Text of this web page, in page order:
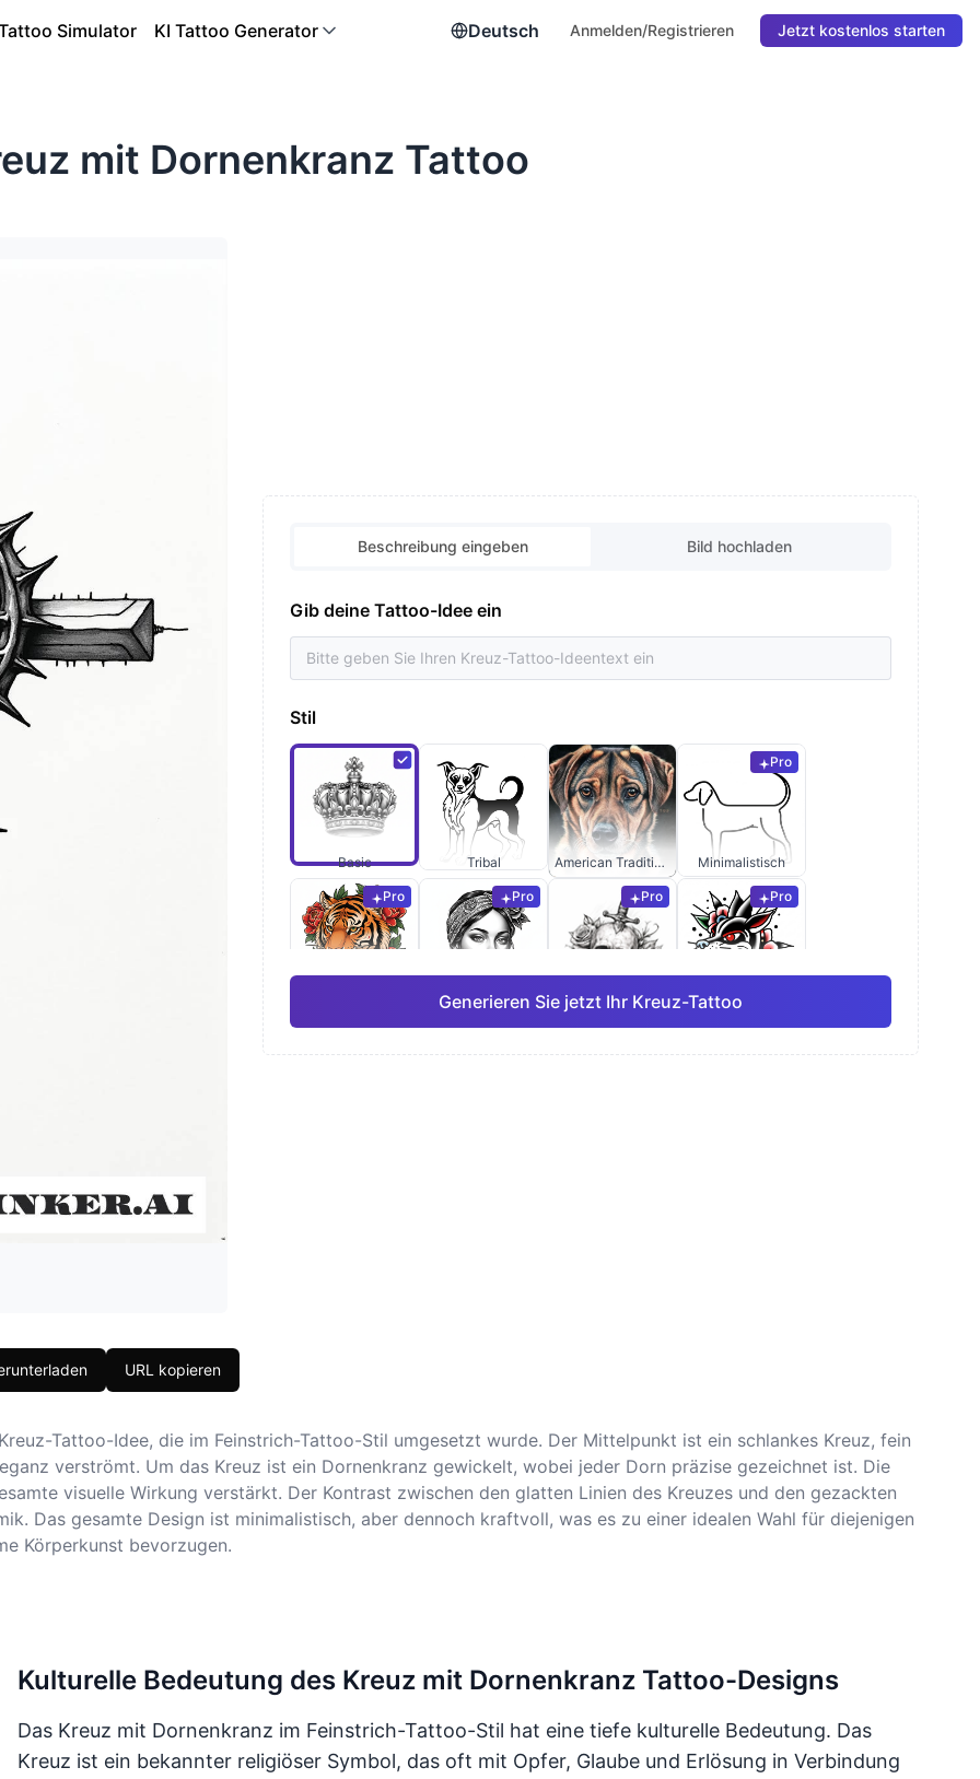
Deutsch Anmelden/Registrieren Jetzt kostenlos starten
Simulator KI Tattoo Generator
mit Dornenkranz Tattoo
Beschreibung eingeben Bild hochladen
Gib deine Tattoo-Idee ein
Stil
Basic Tribal American Traditional
Pro
Minimalistisch
Pro
Japanisch
Pro
Aquarell
Pro
Feine Linie
Pro
Anime
Generieren Sie jetzt Ihr Kreuz-Tattoo
URL kopieren
Tattoo-Idee, die im Feinstrich-Tattoo-Stil umgesetzt wurde. Der Mittelpunkt ist ein schlankes Kreuz, fein
verströmt. Um das Kreuz ist ein Dornenkranz gewickelt, wobei jeder Dorn präzise gezeichnet ist. Die
visuelle Wirkung verstärkt. Der Kontrast zwischen den glatten Linien des Kreuzes und den gezackten
Das gesamte Design ist minimalistisch, aber dennoch kraftvoll, was es zu einer idealen Wahl für diejenigen
Körperkunst bevorzugen.
Kulturelle Bedeutung des Kreuz mit Dornenkranz Tattoo-Designs
Das Kreuz mit Dornenkranz im Feinstrich-Tattoo-Stil hat eine tiefe kulturelle Bedeutung. Das
Kreuz ist ein bekannter religiöser Symbol, das oft mit Opfer, Glaube und Erlösung in Verbindung